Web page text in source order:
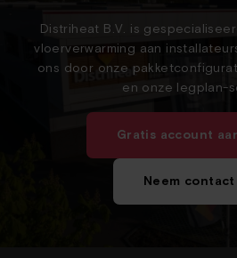
Distriheat B.V. is
vloerverwarming aan
ons door onze
en onze legplan-
Gratis account
Neem